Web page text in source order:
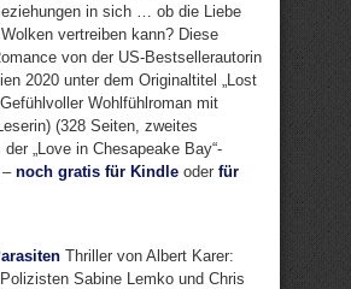
in sich … ob die Liebe
vertreiben kann? Diese
von der US-Bestsellerautorin
2020 unter dem Originaltitel „Lost
Wohlfühlroman mit
(328 Seiten, zweites
„Love in Chesapeake Bay“-
–noch gratis für Kindle oder für
Thriller von Albert Karer:
Polizisten Sabine Lemko und Chris